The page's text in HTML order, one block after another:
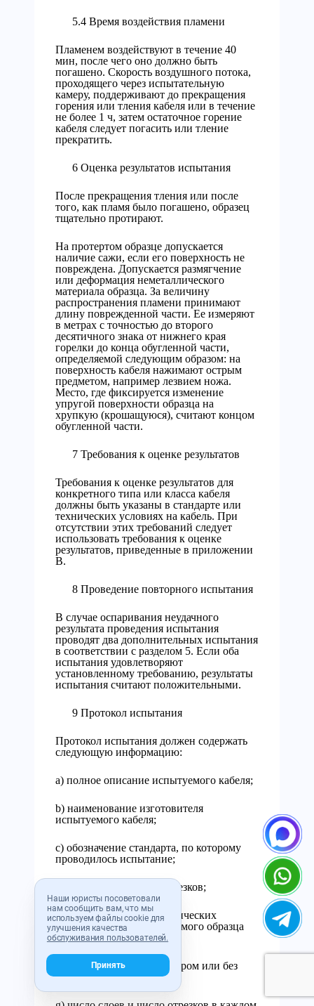
Наши юристы посоветовали
нам сообщить вам, что мы
используем файлы cookie для
улучшения качества
обслуживания пользователей.
Принять
5.4 Время воздействия пламени
Пламенем воздействуют в течение 40
мин, после чего оно должно быть
погашено. Скорость воздушного потока,
проходящего через испытательную
камеру, поддерживают до прекращения
горения или тления кабеля или в течение
не более 1 ч, затем остаточное горение
кабеля следует погасить или тление
прекратить.
6 Оценка результатов испытания
После прекращения тления или после
того, как пламя было погашено, образец
тщательно протирают.
На протертом образце допускается
наличие сажи, если его поверхность не
повреждена. Допускается размягчение
или деформация неметаллического
материала образца. За величину
распространения пламени принимают
длину поврежденной части. Ее измеряют
в метрах с точностью до второго
десятичного знака от нижнего края
горелки до конца обугленной части,
определяемой следующим образом: на
поверхность кабеля нажимают острым
предметом, например лезвием ножа.
Место, где фиксируется изменение
упругой поверхности образца на
хрупкую (крошащуюся), считают концом
обугленной части.
7 Требования к оценке результатов
Требования к оценке результатов для
конкретного типа или класса кабеля
должны быть указаны в стандарте или
технических условиях на кабель. При
отсутствии этих требований следует
использовать требования к оценке
результатов, приведенные в приложении
В.
8 Проведение повторного испытания
В случае оспаривания неудачного
результата проведения испытания
проводят два дополнительных испытания
в соответствии с разделом 5. Если оба
испытания удовлетворяют
установленному требованию, результаты
испытания считают положительными.
9 Протокол испытания
Протокол испытания должен содержать
следующую информацию:
a) полное описание испытуемого кабеля;
b) наименование изготовителя
испытуемого кабеля;
c) обозначение стандарта, по которому
проводилось испытание;
d) число испытуемых отрезков;
e) общий объем неметаллических
материалов в 1 м испытуемого образца
испытуемых отрезков;
f) способ крепления с зазором или без
зазора;